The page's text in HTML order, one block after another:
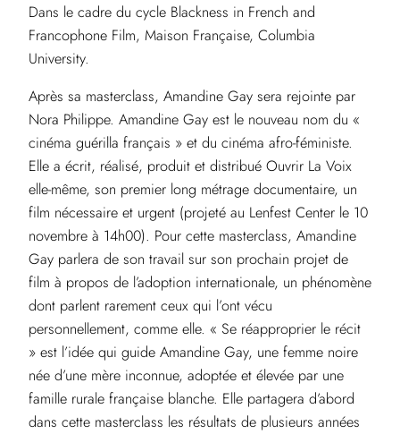
Dans le cadre du cycle Blackness in French and
Francophone Film, Maison Française, Columbia
University.
Après sa masterclass, Amandine Gay sera rejointe par
Nora Philippe. Amandine Gay est le nouveau nom du «
cinéma guérilla français » et du cinéma afro-féministe.
Elle a écrit, réalisé, produit et distribué Ouvrir La Voix
elle-même, son premier long métrage documentaire, un
film nécessaire et urgent (projeté au Lenfest Center le 10
novembre à 14h00). Pour cette masterclass, Amandine
Gay parlera de son travail sur son prochain projet de
film à propos de l’adoption internationale, un phénomène
dont parlent rarement ceux qui l’ont vécu
personnellement, comme elle. « Se réapproprier le récit
» est l’idée qui guide Amandine Gay, une femme noire
née d’une mère inconnue, adoptée et élevée par une
famille rurale française blanche. Elle partagera d’abord
dans cette masterclass les résultats de plusieurs années